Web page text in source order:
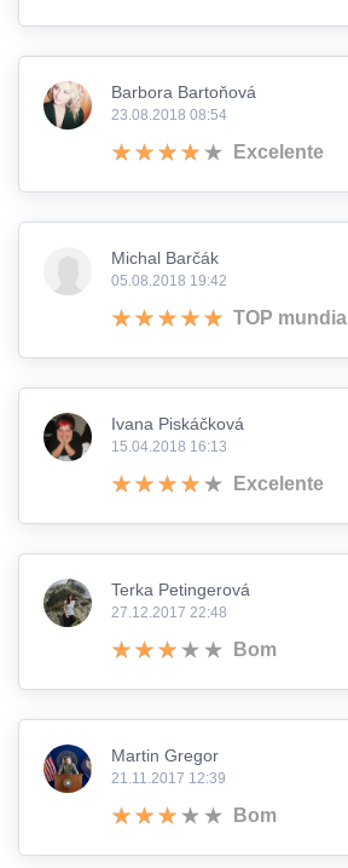
Barbora Bartoňová
23.08.2018 08:54
Excelente
Michal Barčák
05.08.2018 19:42
TOP mundial
Ivana Piskáčková
15.04.2018 16:13
Excelente
Terka Petingerová
27.12.2017 22:48
Bom
Martin Gregor
21.11.2017 12:39
Bom